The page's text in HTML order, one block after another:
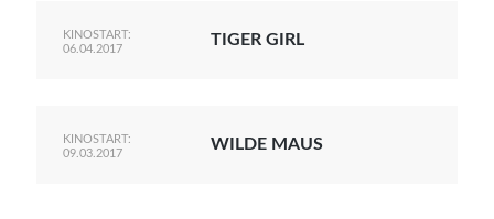
KINOSTART:
06.04.2017
TIGER GIRL
KINOSTART:
09.03.2017
WILDE MAUS